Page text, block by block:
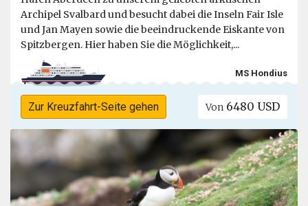
Archipel Svalbard und besucht dabei die Inseln Fair Isle
und Jan Mayen sowie die beeindruckende Eiskante von
Spitzbergen. Hier haben Sie die Möglichkeit,...
MS Hondius
Zur Kreuzfahrt-Seite gehen Von 6480 USD